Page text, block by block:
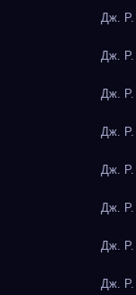
Дж. Р.
Дж. Р.
Дж. Р.
Дж. Р.
Дж. Р.
Дж. Р.
Дж. Р.
Дж. Р.